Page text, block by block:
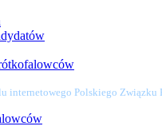
internetowego Polskiego